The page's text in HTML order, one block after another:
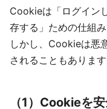
Cookieは「ログイン
存する」ための仕組み
しかし、Cookieは悪
されることもあります
（1）Cookieを